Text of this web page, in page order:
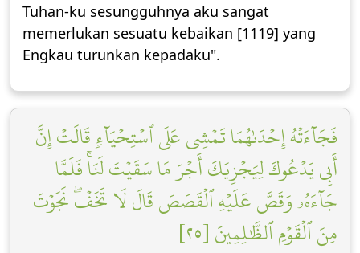
Tuhan-ku sesungguhnya aku sangat
memerlukan sesuatu kebaikan [1119] yang
Engkau turunkan kepadaku".
فَجَآءَتۡهُ إِحۡدَىٰهُمَا تَمۡشِي عَلَى ٱسۡتِحۡيَآءٖ قَالَتۡ إِنَّ
أَبِي يَدۡعُوكَ لِيَجۡزِيَكَ أَجۡرَ مَا سَقَيۡتَ لَنَاۚ فَلَمَّا
جَآءَهُۥ وَقَصَّ عَلَيۡهِ ٱلۡقَصَصَ قَالَ لَا تَخَفۡۖ نَجَوۡتَ
مِنَ ٱلۡقَوۡمِ ٱلظَّٰلِمِينَ [٢٥]